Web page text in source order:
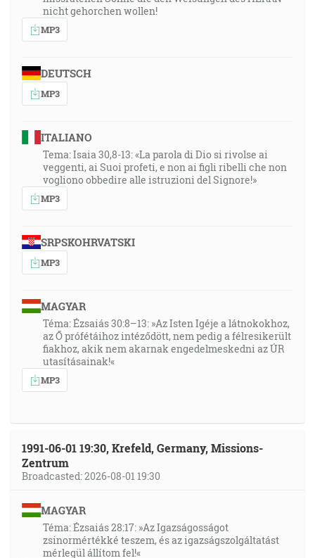
nicht gehorchen wollen!
MP3
DEUTSCH
MP3
ITALIANO
Tema: Isaia 30,8-13: «La parola di Dio si rivolse ai
veggenti, ai Suoi profeti, e non ai figli ribelli che non
vogliono obbedire alle istruzioni del Signore!»
MP3
SRPSKOHRVATSKI
MP3
MAGYAR
Téma: Ézsaiás 30:8–13: »Az Isten Igéje a látnokokhoz,
az Ő prófétáihoz intéződött, nem pedig a félresikerült
fiakhoz, akik nem akarnak engedelmeskedni az ÚR
utasításainak!«
MP3
1991-06-01 19:30, Krefeld, Germany, Missions-
Zentrum
Broadcasted: 2026-08-01 19:30
MAGYAR
Téma: Ézsaiás 28:17: »Az Igazságosságot
zsinormértékké teszem, és az igazságszolgáltatást
mérlegül állítom fel!«